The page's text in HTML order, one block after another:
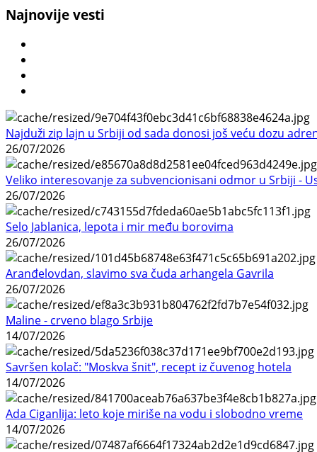
Najnovije vesti
Najduži zip lajn u Srbiji od sada donosi još veću dozu
26/07/2026
Veliko interesovanje za subvencionisani odmor u Srbiji -
26/07/2026
Selo Jablanica, lepota i mir među borovima
26/07/2026
Aranđelovdan, slavimo sva čuda arhangela Gavrila
26/07/2026
Maline - crveno blago Srbije
14/07/2026
Savršen kolač: "Moskva šnit", recept iz čuvenog hotela
14/07/2026
Ada Ciganlija: leto koje miriše na vodu i slobodno vreme
14/07/2026